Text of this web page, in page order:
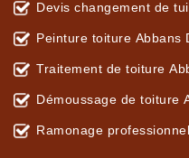
Devis changement de
Peinture toiture Abbans
Traitement de toiture
Démoussage de toiture
Ramonage